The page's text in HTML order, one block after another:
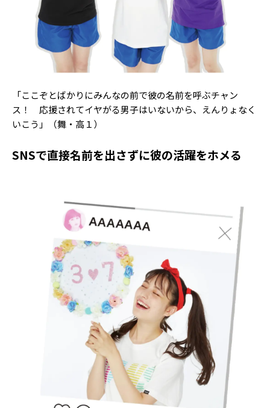
「ここぞとばかりにみんなの前で彼の名前を呼ぶチャン
ス！ 応援されてイヤがる男子はいないから、えんりょなく
いこう」（舞・高１）
SNSで直接名前を出さずに彼の活躍をホメる